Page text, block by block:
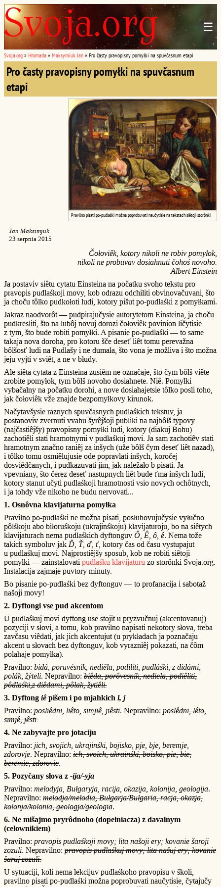
☰
Svoja.org » Hromada » Maksymiuk Jan » Pro časty pravopisny pomyłki na spuvčasnum etapi
Pro časty pravopisny pomyłki na spuvčasnum
etapi
Pravilno pisati po-pudlaśki možna poprobuvati naučytisie na tekstach siêtoji storônki
Jan Maksimjuk
23 serpnia 2015
Čołoviêk, kotory nikoli ne robiv pomyłok,
nikoli ne probuvav dosiahnuti čohoś novoho.
Albert Einstein
Ja postaviv siêtu cytatu Einsteina na počatku svoho tekstu pro
pravopis pudlaśkoji movy, kob odrazu odchiliti obvinovačuvani, što
ja choču tôlko pudkołoti ludi, kotory pišut po-pudlaśki z pomyłkami.
Jakraz naodvorôt — pudpirajučysie autorytetom Einsteina, ja choču
pudkresliti, što na lubôj novuj dorozi čołoviêk povinion ličytisie
z tym, što bude robiti pomyłki. A pisanie po-pudlaśki — to same
takaja nova doroha, pro kotoru šče deseť liêt tomu perevažna
bôlšosť ludi na Pudlašy i ne dumała, što vona je možliva i što možna
jeju vyjti v sviêt, a ne v błudy.
Ale siêta cytata z Einsteina zusiêm ne označaje, što čym bôlš viête
zrobite pomyłok, tym bôlš novoho dosiahnete. Niê. Pomyłki
vybačalny na počatku dorohi, a nove dosiahajetsie tôlko posli toho,
jak čołoviêk vže znajde bezpomyłkovy kirunok.
Načytavšysie raznych spuvčasnych pudlaśkich tekstuv, ja
postanoviv zvernuti vvahu šyrêjšoji publiki na najbôlš typovy
(najčastiêjšy) pravopisny pomyłki ludi, kotory (diakuj Bohu)
zachotiêli stati hramotnymi v pudlaśkuj movi. Ja sam zachotiêv stati
hramotnym značno raniêj za inšych (uže bôlš čym deseť liêt nazad),
i tôlko tomu osmiêlujusie ode popravlati inšych, koročej
dosviêdčanych, i pudkazuvati jim, jak naležało b pisati. Ja
vpevniany, što čerez deseť nastupnych liêt bude ťma inšych ludi,
kotory stanut učyti pudlaśkoji hramotnosti vsio novych ochôtnych,
i ja tohdy vže nikoho ne budu nervovati...
1. Osnôvna klavijaturna pomyłka
Pravilno po-pudlaśki ne možna pisati, posłuhovujučysie vyłučno
pôlśkoju abo biłoruśkoju (ukrajinśkoju) klavijaturoju, bo na siêtych
klavijaturach nema pudlaśkich dyftonguv Ô, Ê, ô, ê. Nema tože
takich symboluv jak Ď, Ť, ď, ť, kotory čas od času vystupajut
u pudlaśkuj movi. Najprostiêjšy sposub, kob ne robiti siêtoji
pomyłki — zainstalovati pudlaśku klavijaturu zo storônki Svoja.org.
Instalacija zajmaje puvtory minuty.
Bo pisanie po-pudlaśki bez dyftonguv — to profanacija i sabotaž
našoji movy!
2. Dyftongi vse pud akcentom
U pudlaśkuj movi dyftong use stojit u pryzvučnuj (akcentovanuj)
pozyciji v słovi, a tomu, kob pravilno napisati nekotory słova, treba
zavčasu viêdati, jak jich akcentujut (u prykładach ja poznačaju
akcent u słovach bez dyftonguv, kob vyrazniêj pokazati, na čôm
polahaje pomyłka).
Pravilno: bidá, poruvésnik, nediêla, podilíti, pudláśki, z didámi,
polák, žýteli. Nepravilno: biêda, porôvesnik, nediela, podiêliti,
pôdlaśki,z diêdami, pôlak, žytiêli.
3. Dyftong iê pišem i po mjahkich l, j
Pravilno: posliêdni, liêto, simjiê, jiêsti. Nepravilno: poslêdni, lêto,
simjê, jêsti.
4. Ne zabyvajte pro jotaciju
Pravilno: jich, svojich, ukrajinśki, bojisko, pje, bje, beremje,
zdorovje. Nepravilno: ich, svoich, ukrainśki, boisko, pie, bie,
beremie, zdorovie.
5. Pozyčany słova z -ija/-yja
Pravilno: melodyja, Bułgaryja, racija, okazija, kolonija, geologija.
Nepravilno: melodja/melodia, Bułgarja/Bułgaria, racja, okazja,
kolonja/kolonia, geologja/geologia.
6. Ne mišajmo pryrôdnoho (dopełniacza) z davalnym
(celownikiem)
Pravilno: pravopis pudlaśkoji movy; lita našoji ery; kovanie šaroji
zozuli. Nepravilno: pravopis pudlaśkuj movy; lita našuj ery; kovanie
šaruj zozuli.
U sytuaciji, koli nema lekcijuv pudlaśkoho pravopisu v školi,
pravilno pisati po-pudlaśki možna poprobuvati naučytisie, čytajučy